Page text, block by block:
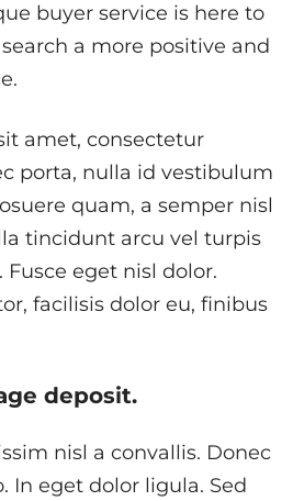
buyer service is here to
a more positive and
amet, consectetur
porta, nulla id vestibulum
quam, a semper nisl
tincidunt arcu vel turpis
eget nisl dolor.
facilisis dolor eu, finibus
deposit.
nisl a convallis. Donec
In eget dolor ligula. Sed